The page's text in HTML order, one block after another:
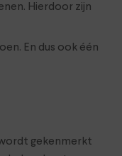
Hierdoor zijn
En dus ook één
gekenmerkt